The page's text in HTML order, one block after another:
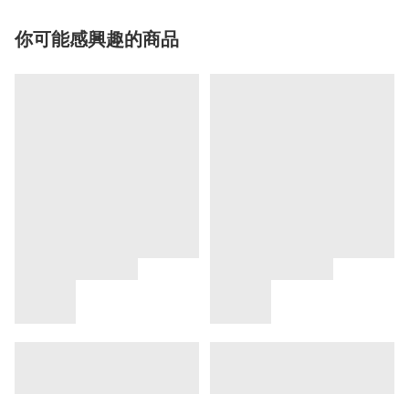
你可能感興趣的商品